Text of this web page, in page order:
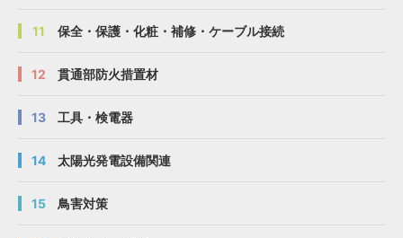
11 保全・保護・化粧・補修・ケーブル接続
12 貫通部防火措置材
13 工具・検電器
14 太陽光発電設備関連
15 鳥害対策